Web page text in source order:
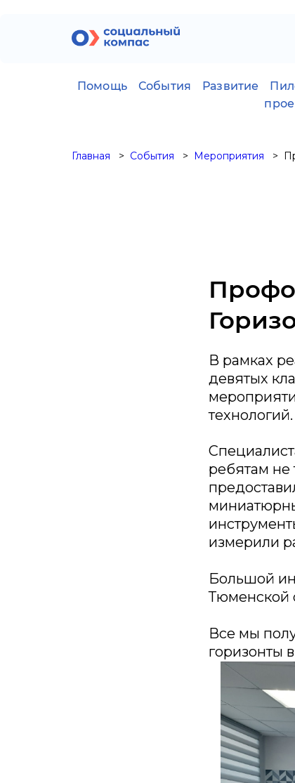
Помощь События Развитие
Главная События Мероприятия
В рамках
девятых
технологий.
ребятам не
измерили
Большой
Тюменской
Все мы
горизонты